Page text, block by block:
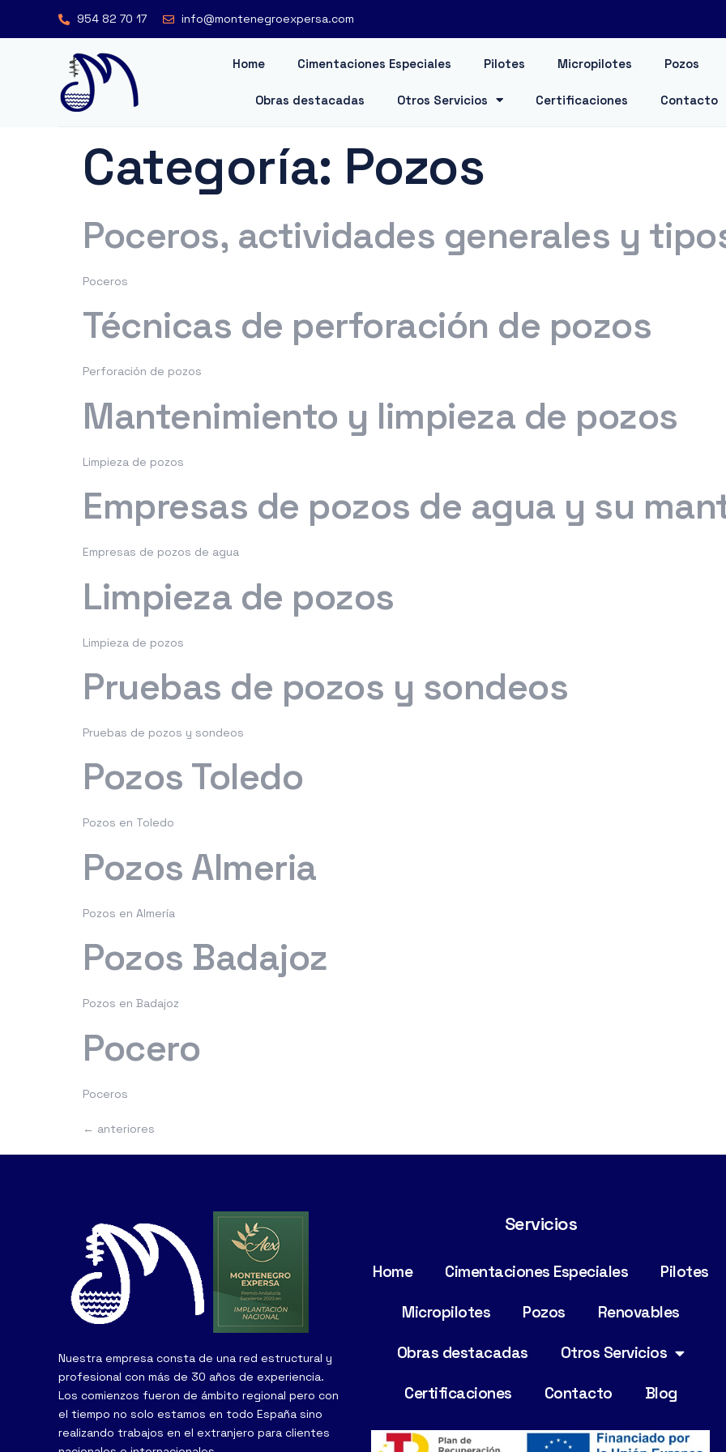
954 82 70 17 info@montenegroexpersa.com
Home Cimentaciones Especiales Pilotes Micropilotes Pozos
Obras destacadas Otros Servicios Certificaciones Contacto
Categoría: Pozos
Poceros, actividades generales y
Poceros
Técnicas de perforación de pozos
Perforación de pozos
Mantenimiento y limpieza de pozos
Limpieza de pozos
Empresas de pozos de agua y su
Empresas de pozos de agua
Limpieza de pozos
Limpieza de pozos
Pruebas de pozos y sondeos
Pruebas de pozos y sondeos
Pozos Toledo
Pozos en Toledo
Pozos Almeria
Pozos en Almería
Pozos Badajoz
Pozos en Badajoz
Pocero
Poceros
← anteriores
Nuestra empresa consta de una red estructural y
profesional con más de 30 años de experiencia.
Los comienzos fueron de ámbito regional pero con
el tiempo no solo estamos en todo España sino
realizando trabajos en el extranjero para clientes
Servicios
Home Cimentaciones Especiales
Pilotes
Micropilotes
Pozos
Renovables
Obras destacadas
Otros Servicios
Certificaciones
Contacto Blog